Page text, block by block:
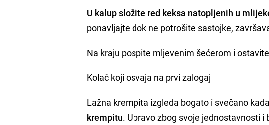
U kalup složite red keksa natopljenih u
ponavljajte dok ne potrošite sastojke,
Na kraju pospite mljevenim šećerom i
Kolač koji osvaja na prvi zalogaj
Lažna krempita izgleda bogato i svečano
krempitu. Upravo zbog svoje jednostavnosti